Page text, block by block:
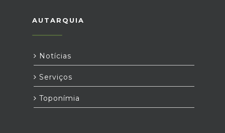
AUTARQUIA
Notícias
Serviços
Toponímia